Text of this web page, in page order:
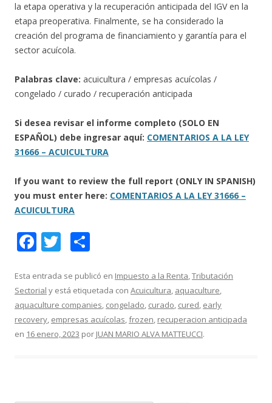
la etapa operativa y la recuperación anticipada del IGV en la
etapa preoperativa. Finalmente, se ha considerado la
creación del programa de financiamiento y garantía para el
sector acuícola.
Palabras clave: acuicultura / empresas acuícolas /
congelado / curado / recuperación anticipada
Si desea revisar el informe completo (SOLO EN
ESPAÑOL) debe ingresar aquí: COMENTARIOS A LA LEY
31666 – ACUICULTURA
If you want to review the full report (ONLY IN SPANISH)
you must enter here: COMENTARIOS A LA LEY 31666 –
ACUICULTURA
F
e
b
o
o
T
itt
er
m
p
ar
ti
Esta entrada se publicó en Impuesto a la Renta,Tributación
Sectorial y está etiquetada con Acuicultura, aquaculture,
aquaculture companies, congelado, curado, cured, early
recovery, empresas acuícolas,frozen, recuperacion anticipada
en 16 enero, 2023 por JUAN MARIO ALVA MATTEUCCI.